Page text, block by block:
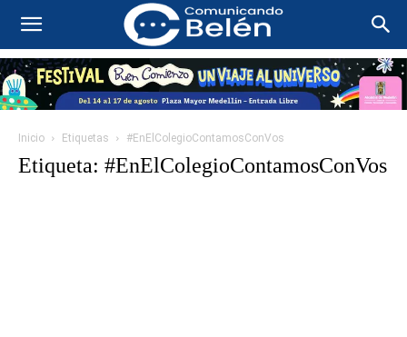
Inicio Etiquetas #EnElColegioContamosConVos
Etiqueta: #EnElColegioContamosConVos